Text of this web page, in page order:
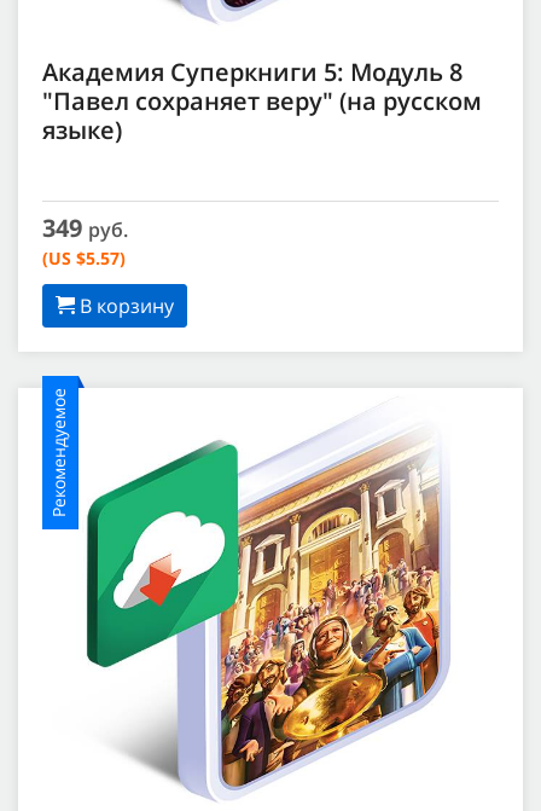
Академия Суперкниги 5: Модуль 8
"Павел сохраняет веру" (на русском
языке)
349 руб.
(US $5.57)
В корзину
Рекомендуемое